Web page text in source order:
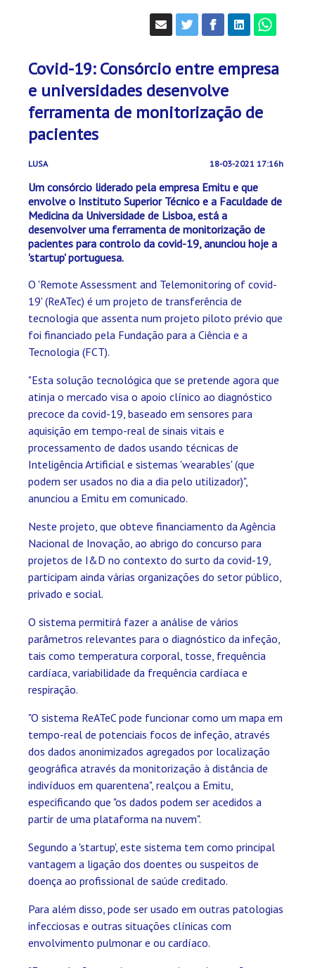
Covid-19: Consórcio entre empresa
e universidades desenvolve
ferramenta de monitorização de
pacientes
LUSA 18-03-2021 17:16h
Um consórcio liderado pela empresa Emitu e que
envolve o Instituto Superior Técnico e a Faculdade de
Medicina da Universidade de Lisboa, está a
desenvolver uma ferramenta de monitorização de
pacientes para controlo da covid-19, anunciou hoje a
'startup' portuguesa.
O 'Remote Assessment and Telemonitoring of covid-
19' (ReATec) é um projeto de transferência de
tecnologia que assenta num projeto piloto prévio que
foi financiado pela Fundação para a Ciência e a
Tecnologia (FCT).
"Esta solução tecnológica que se pretende agora que
atinja o mercado visa o apoio clínico ao diagnóstico
precoce da covid-19, baseado em sensores para
aquisição em tempo-real de sinais vitais e
processamento de dados usando técnicas de
Inteligência Artificial e sistemas 'wearables' (que
podem ser usados no dia a dia pelo utilizador)",
anunciou a Emitu em comunicado.
Neste projeto, que obteve financiamento da Agência
Nacional de Inovação, ao abrigo do concurso para
projetos de I&D no contexto do surto da covid-19,
participam ainda várias organizações do setor público,
privado e social.
O sistema permitirá fazer a análise de vários
parâmetros relevantes para o diagnóstico da infeção,
tais como temperatura corporal, tosse, frequência
cardíaca, variabilidade da frequência cardíaca e
respiração.
"O sistema ReATeC pode funcionar como um mapa em
tempo-real de potenciais focos de infeção, através
dos dados anonimizados agregados por localização
geográfica através da monitorização à distância de
indivíduos em quarentena", realçou a Emitu,
especificando que "os dados podem ser acedidos a
partir de uma plataforma na nuvem".
Segundo a 'startup', este sistema tem como principal
vantagem a ligação dos doentes ou suspeitos de
doença ao profissional de saúde creditado.
Para além disso, pode ser usado em outras patologias
infecciosas e outras situações clínicas com
envolvimento pulmonar e ou cardíaco.